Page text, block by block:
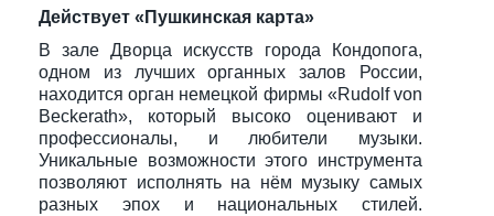
Действует «Пушкинская карта»
В зале Дворца искусств города Кондопога,
одном из лучших органных залов России,
находится орган немецкой фирмы «Rudolf von
Beckerath», который высоко оценивают и
профессионалы, и любители музыки.
Уникальные возможности этого инструмента
позволяют исполнять на нём музыку самых
разных эпох и национальных стилей.